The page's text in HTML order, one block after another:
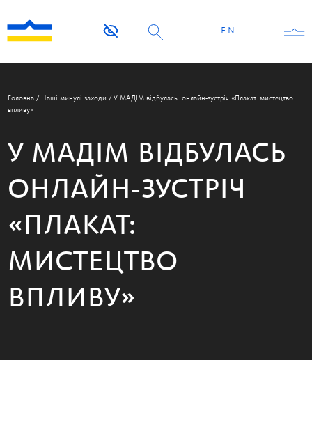
EN
Головна / Наші минулі заходи / У МАДІМ відбулась онлайн-зустріч «Плакат: мистецтво
впливу»
У МАДІМ ВІДБУЛАСЬ
ОНЛАЙН-ЗУСТРІЧ
«ПЛАКАТ:
МИСТЕЦТВО
ВПЛИВУ»